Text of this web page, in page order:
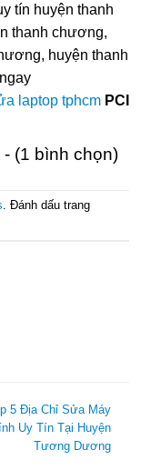
tín huyện thanh
thanh chương,
huyện thanh
laptop tphcm PCI
- (1 bình chọn)
. Đánh dấu trang
5 Địa Chỉ Sửa Máy
Uy Tín Tại Huyện
Tương Dương